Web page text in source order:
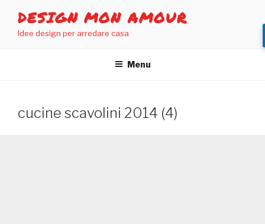
contenuto
DESIGN MON AMOUR
Idee design per arredare casa
Menu
cucine scavolini 2014 (4)